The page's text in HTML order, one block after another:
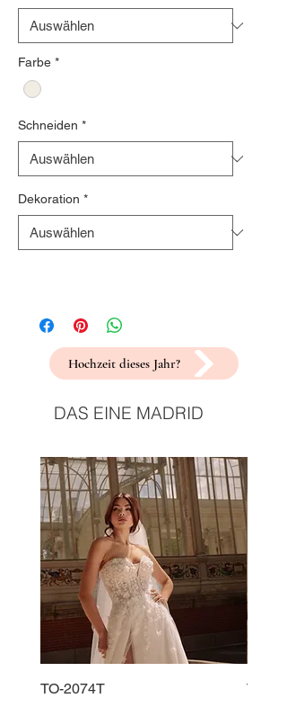
Farbe *
Schneiden *
Dekoration *
Hochzeit dieses Jahr?
DAS EINE MADRID
TO-2074T TO-